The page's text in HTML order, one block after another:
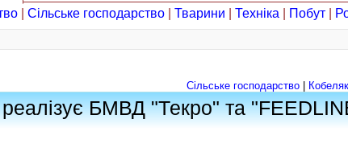
Сільське господарство Тварини Техніка Побут
Сільське господарство
БМВД "Текро" та